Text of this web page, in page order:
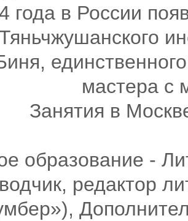
года в России
мастера с
Занятия в
образование -
редактор